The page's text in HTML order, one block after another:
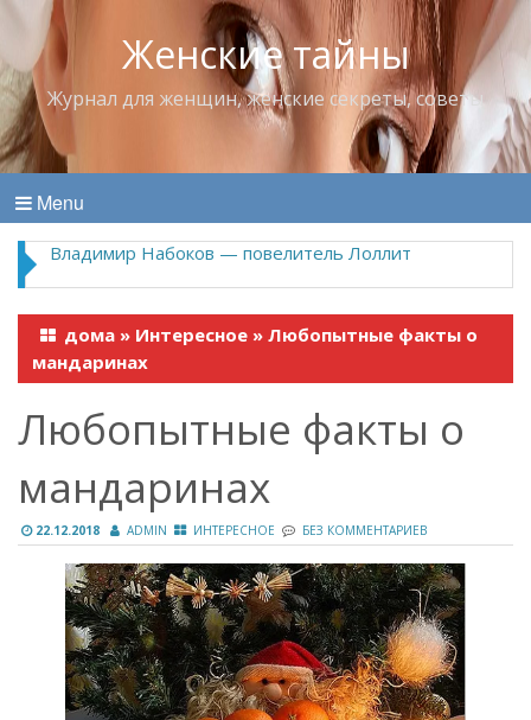
Женские тайны
Журнал для женщин, женские секреты, советы
Menu
Владимир Набоков — повелитель Лоллит
дома » Интересное » Любопытные факты о
мандаринах
Любопытные факты о
мандаринах
22.12.2018 ADMIN ИНТЕРЕСНОЕ БЕЗ КОММЕНТАРИЕВ